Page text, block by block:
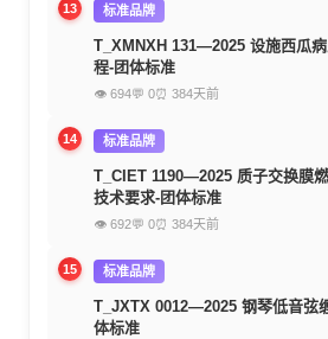
13 标准品牌
T_XMNXH 131—2025 设施西瓜
程-团体标准
👁 694💬 0⏰ 384天前
14 标准品牌
T_CIET 1190—2025 质子交换膜
技术要求-团体标准
👁 692💬 0⏰ 384天前
15 标准品牌
T_JXTX 0012—2025 钢琴低音弦
体标准